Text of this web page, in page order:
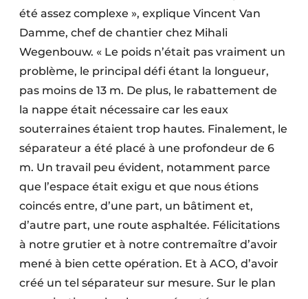
été assez complexe », explique Vincent Van
Damme, chef de chantier chez Mihali
Wegenbouw. « Le poids n’était pas vraiment un
problème, le principal défi étant la longueur,
pas moins de 13 m. De plus, le rabattement de
la nappe était nécessaire car les eaux
souterraines étaient trop hautes. Finalement, le
séparateur a été placé à une profondeur de 6
m. Un travail peu évident, notamment parce
que l’espace était exigu et que nous étions
coincés entre, d’une part, un bâtiment et,
d’autre part, une route asphaltée. Félicitations
à notre grutier et à notre contremaître d’avoir
mené à bien cette opération. Et à ACO, d’avoir
créé un tel séparateur sur mesure. Sur le plan